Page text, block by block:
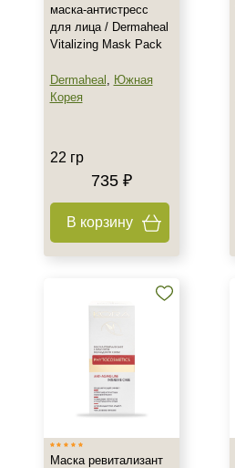
Показать еще
Тип товара
Бустер
Показать еще
Домашняя
Корейская
Показать еще
Все типы кожи
Показать еще
маска-антистресс
для лица / Dermaheal
Vitalizing Mask Pack
Dermaheal , Южная
Корея
22 гр
735 ₽
В корзину
Маска ревитализант